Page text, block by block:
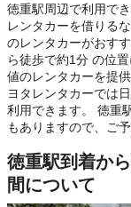
徳重駅周辺で利用で
レンタカーを借りる
のレンタカーがおす
ら徒歩で約1分 の位
値のレンタカーを提
ヨタレンタカーでは
利用できます。 徳重
もありますので、ご
徳重駅到着か
間について